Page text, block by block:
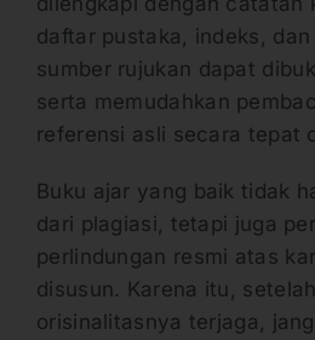
daftar pustaka, indeks,
sumber rujukan dapat
serta memudahkan
referensi asli secara tepat
Buku ajar yang baik tidak
dari plagiasi, tetapi juga
perlindungan resmi atas
disusun. Karena itu,
orisinalitasnya terjaga,